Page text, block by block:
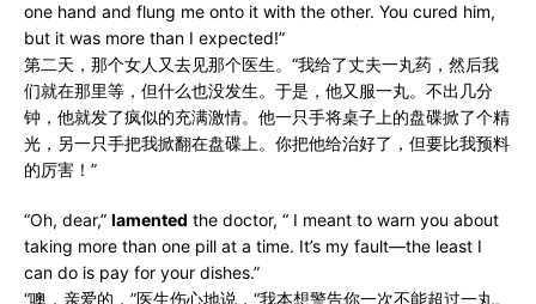
one hand and flung me onto it with the other. You cured him,
but it was more than I expected!”
第二天，那个女人又去见那个医生。“我给了丈夫一丸药，然后我
们就在那里等，但什么也没发生。于是，他又服一丸。不出几分
钟，他就发了疯似的充满激情。他一只手将桌子上的盘碟掀了个精
光，另一只手把我掀翻在盘碟上。你把他给治好了，但要比我预料
的厉害！”
“Oh, dear,” lamented the doctor, “ I meant to warn you about
taking more than one pill at a time. It’s my fault—the least I
can do is pay for your dishes.”
“噢，亲爱的，”医生伤心地说，“我本想警告你一次不能超过一丸。